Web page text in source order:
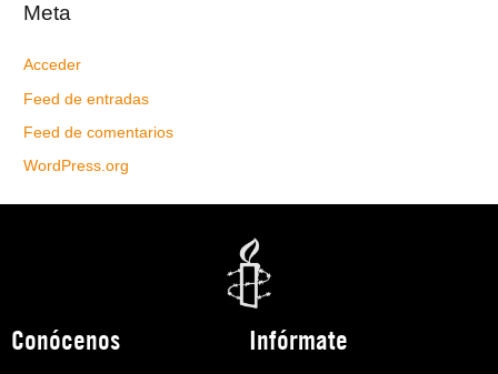
Meta
Acceder
Feed de entradas
Feed de comentarios
WordPress.org
Conócenos Infórmate